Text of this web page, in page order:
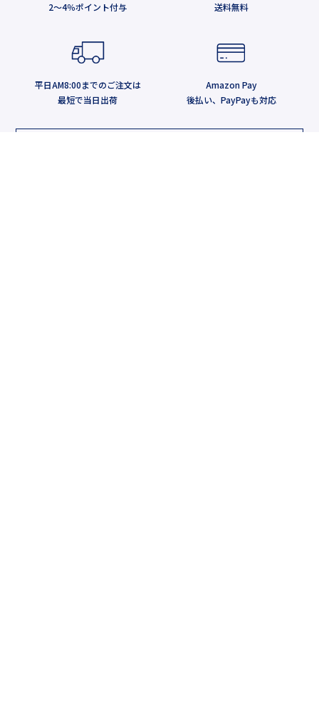
2～4％ポイント付与
送料無料
平日AM8:00までのご注文は
最短で当日出荷
Amazon Pay
後払い、PayPayも対応